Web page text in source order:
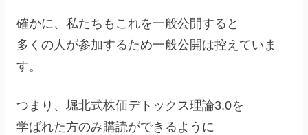
確かに、私たちもこれを一般公開すると
多くの人が参加するため一般公開は控えていま
す。
つまり、堀北式株価デトックス理論3.0を
学ばれた方のみ購読ができるように